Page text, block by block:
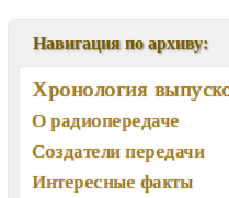
Навигация по архиву:
Хронология
О радиопередаче
Создатели передачи
Интересные факты